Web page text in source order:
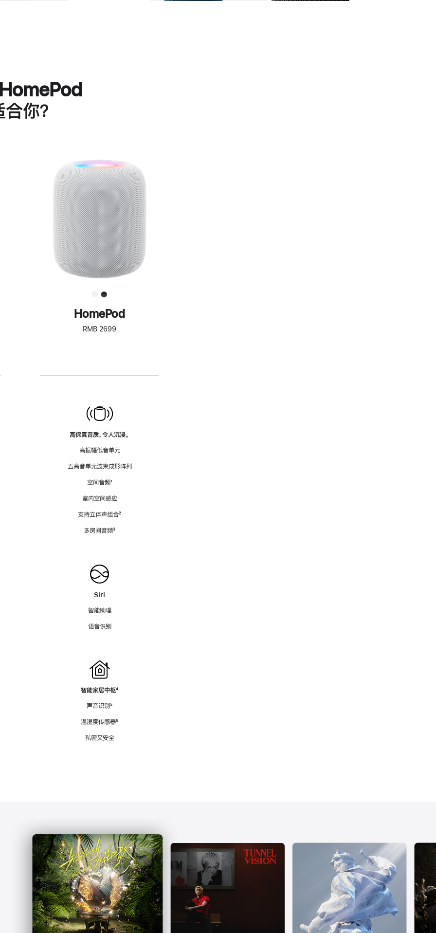
你？
进
一
步
了
解
HomePod<
HomePod
RMB 2699
高保真音质，令人沉浸。
高振幅低音单元
五高音单元波束成形阵列
空间音频脚
¹
室内空间感应
支持立体声组合脚
²
多房间音频脚
³
Siri
智能助理
语音识别
智能家居中枢脚
⁴
声音识别脚
⁵
温湿度传感器脚
⁶
私密又安全